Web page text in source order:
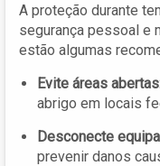
A proteção durante
segurança pessoal e
estão algumas
Evite áreas
abrigo em locais
Desconecte
prevenir danos